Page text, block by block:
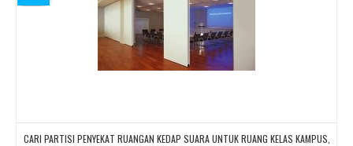
CARI PARTISI PENYEKAT RUANGAN KEDAP SUARA UNTUK RUANG KELAS KAMPUS,